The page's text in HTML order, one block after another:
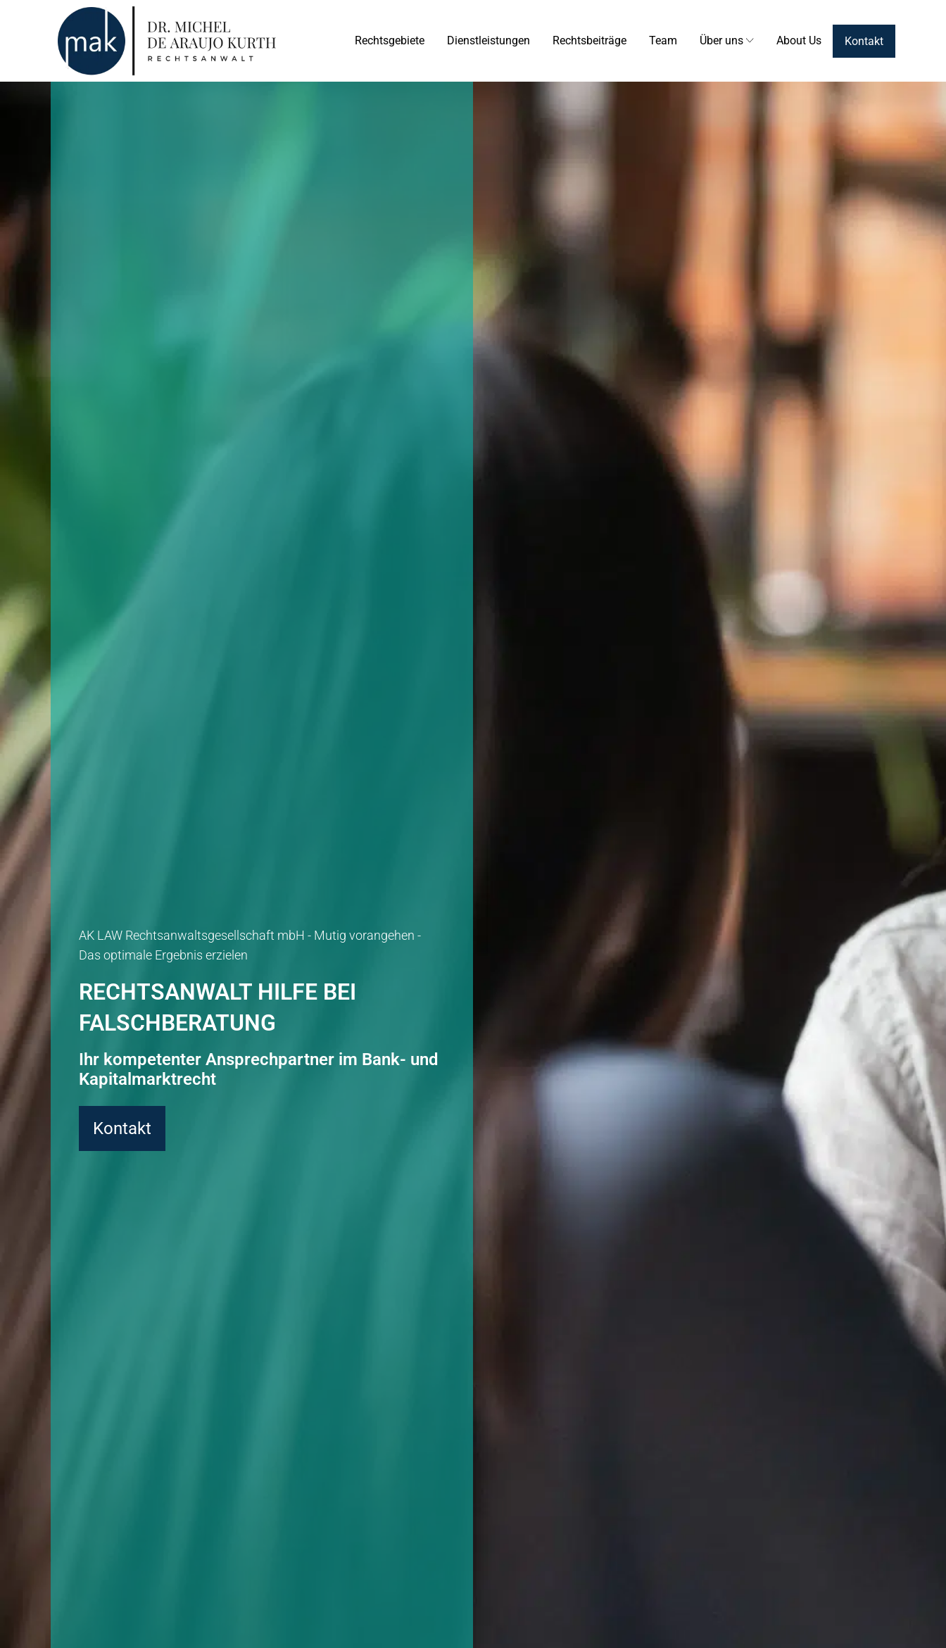
Rechtsgebiete Dienstleistungen Rechtsbeiträge Team Über uns About Us Kontakt
AK LAW Rechtsanwaltsgesellschaft mbH - Mutig vorangehen -
Das optimale Ergebnis erzielen
RECHTSANWALT HILFE BEI
FALSCHBERATUNG
Ihr kompetenter Ansprechpartner im Bank- und
Kapitalmarktrecht
Kontakt